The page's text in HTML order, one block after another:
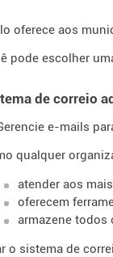
oferece aos
pode escolher
de correio
e-mails
qualquer
atender aos
oferecem
armazene todos
o sistema de